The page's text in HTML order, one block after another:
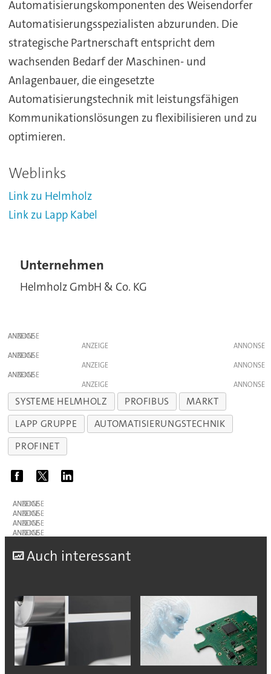
Automatisierungskomponenten des Weisendorfer
Automatisierungsspezialisten abzurunden. Die
strategische Partnerschaft entspricht dem
wachsenden Bedarf der Maschinen- und
Anlagenbauer, die eingesetzte
Automatisierungstechnik mit leistungsfähigen
Kommunikationslösungen zu flexibilisieren und zu
optimieren.
Weblinks
Link zu Helmholz
Link zu Lapp Kabel
Unternehmen
Helmholz GmbH & Co. KG
ANZEIGE
ANZEIGE
ANZEIGE
ANZEIGE
ANZEIGE
ANZEIGE
SYSTEME HELMHOLZ PROFIBUS
MARKT
LAPP GRUPPE
AUTOMATISIERUNGSTECHNIK
PROFINET
ANZEIGE
ANZEIGE
ANZEIGE
ANZEIGE
Auch interessant